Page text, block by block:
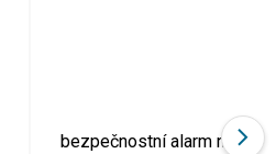
bezpečnostní alarm na